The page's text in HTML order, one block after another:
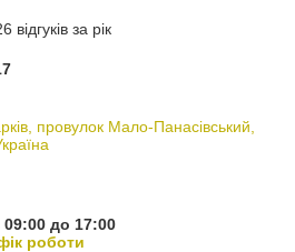
за рік
провулок Мало-Панасівський,
до 17:00
роботи